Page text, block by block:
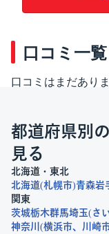
口コミ一覧
口コミはまだありま
都道府県別
見る
北海道・東北
北海道 札幌市 青森岩
関東
茨城栃木群馬埼玉 さ
神奈川
横浜市 川崎